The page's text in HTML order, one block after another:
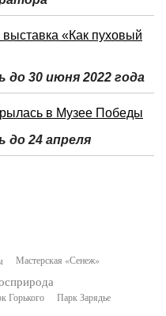
«Как пуховый
30 июня 2022 года
в Музее Победы
24 апреля
Мастерская «Сенеж»
Горького Парк Зарядье